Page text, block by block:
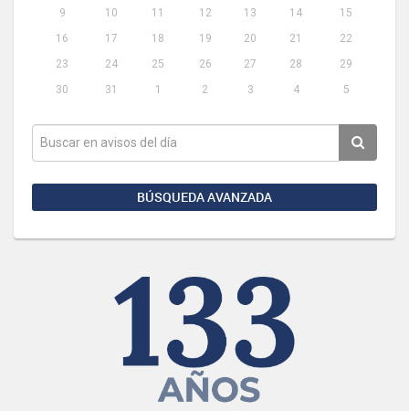
9
10 11 12 13 14
15
16
17 18 19 20 21
22
23
24 25 26 27 28
29
30
31 1 2 3 4 5
BÚSQUEDA AVANZADA